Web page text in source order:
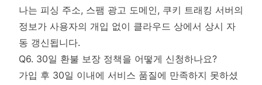
나는 피싱 주소, 스팸 광고 도메인, 쿠키 트래킹 서버의
정보가 사용자의 개입 없이 클라우드 상에서 상시 자
동 갱신됩니다.
Q6. 30일 환불 보장 정책을 어떻게 신청하나요?
가입 후 30일 이내에 서비스 품질에 만족하지 못하셨